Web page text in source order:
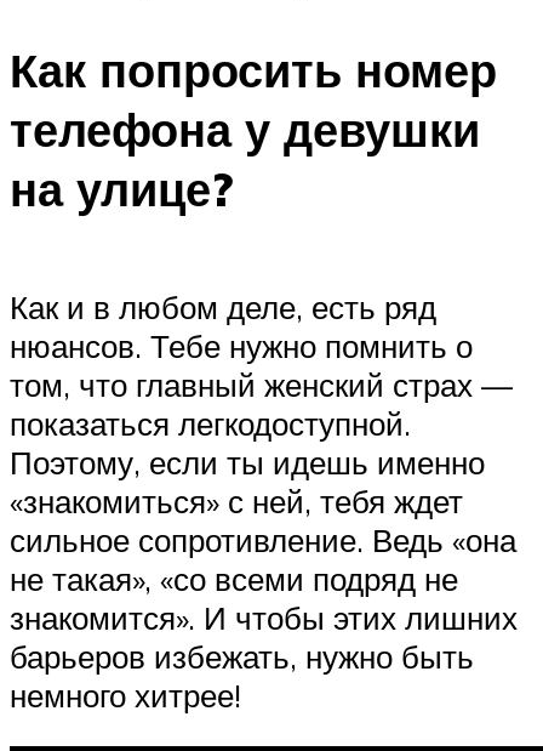
Как попросить номер
телефона у девушки
на улице?
Как и в любом деле, есть ряд
нюансов. Тебе нужно помнить о
том, что главный женский страх —
показаться легкодоступной.
Поэтому, если ты идешь именно
«знакомиться» с ней, тебя ждет
сильное сопротивление. Ведь «она
не такая», «со всеми подряд не
знакомится». И чтобы этих лишних
барьеров избежать, нужно быть
немного хитрее!